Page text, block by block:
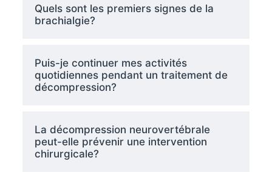
Quels sont les premiers signes de la
brachialgie?
Puis-je continuer mes activités
quotidiennes pendant un traitement de
décompression?
La décompression neurovertébrale
peut-elle prévenir une intervention
chirurgicale?